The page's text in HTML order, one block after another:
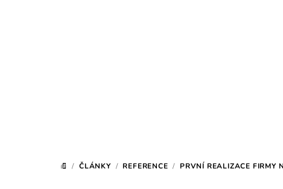
DOMŮ
/ ČLÁNKY / REFERENCE / PRVNÍ REALIZACE FIRMY